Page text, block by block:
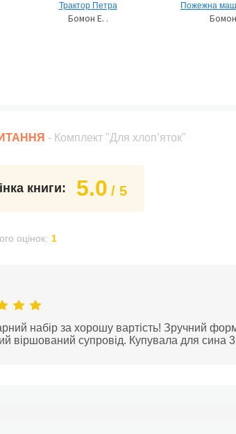
Трактор Петра
Бомон Е. .
Пожежна
- Комплект "Для хлоп’яток"
книги: 5.0 / 5
оцінок: 1
набір за хорошу вартість! Зручний
віршований супровід. Купувала для сина